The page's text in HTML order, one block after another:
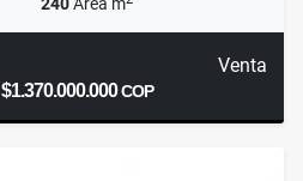
Venta
$1.370.000.000COP